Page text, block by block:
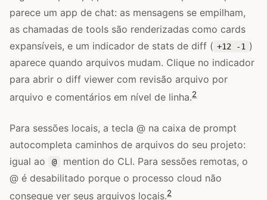
parece um app de chat: as mensagens se empilham,
as chamadas de tools são renderizadas como cards
expansíveis, e um indicador de stats de diff ( +12 -1 )
aparece quando arquivos mudam. Clique no indicador
para abrir o diff viewer com revisão arquivo por
arquivo e comentários em nível de linha.2
Para sessões locais, a tecla @ na caixa de prompt
autocompleta caminhos de arquivos do seu projeto:
igual ao
@
mention do CLI. Para sessões remotas, o
@ é desabilitado porque o processo cloud não
consegue ver seus arquivos locais.2